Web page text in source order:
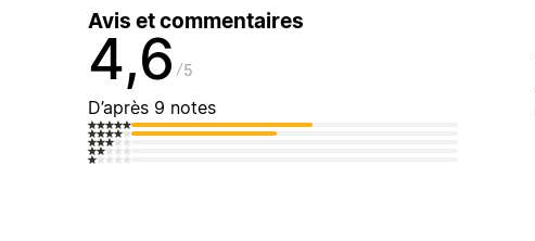
Avis et commentaires
4,6 5
D’après 9 notes